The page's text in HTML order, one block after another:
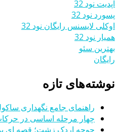
آپدیت نود 32
پسورد نود 32
اوکلی لایسنس رایگان نود 32
همیار نود 32
بهترین سئو
رایگان
نوشته‌های تازه
راهنمای جامع نگهداری
چهار مرحله اساسی در
جوجه اردک زشت؛ قصه ای